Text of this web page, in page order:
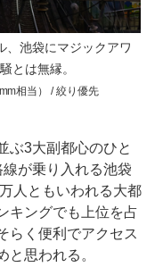
、池袋にマジックアワ
とは無縁。
相当） / 絞り優先
ぶ3大副都心のひと
が乗り入れる池袋
人ともいわれる大都
キングでも上位を占
らく便利でアクセス
思われる。